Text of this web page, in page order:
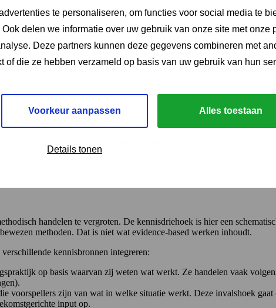
te personaliseren, om functies voor social media te
delen we informatie over uw gebruik van onze site met onze
Deze partners kunnen deze gegevens combineren met
of die ze hebben verzameld op basis van uw gebruik van hun
Voorkeur aanpassen Alles toestaan
Details tonen
handelen
het totale werkveld van de arbeidsdeskundigen.
werkvelden binnen de driehoek Mens – Werk – Inkomen.
op basis van best practices.
in beschikbare analyse instrumenten of interventie instrumenten.
instrumenten of interventie instrumenten.
handelen te vergroten. De kennisdriehoek is hier een
methoden. Dat is niet wat evidence-based werken inhoudt.
kennisbronnen integreren:
op basis waarvan zij weten wat werkt. Ze handelen vaak
voorspellers zijn van wat in welke situatie werkt. Deze invalshoek
input op.